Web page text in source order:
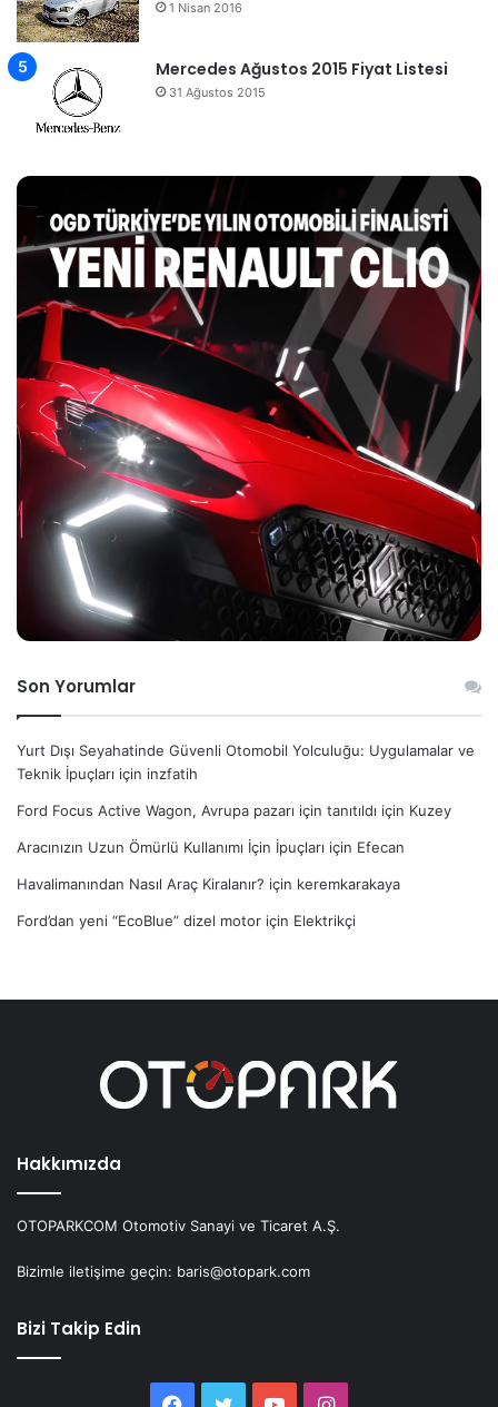
1 Nisan 2016
Mercedes Ağustos 2015 Fiyat Listesi
31 Ağustos 2015
Son Yorumlar
Yurt Dışı Seyahatinde Güvenli Otomobil Yolculuğu: Uygulamalar ve
Teknik İpuçları için inzfatih
Ford Focus Active Wagon, Avrupa pazarı için tanıtıldı için Kuzey
Aracınızın Uzun Ömürlü Kullanımı İçin İpuçları için Efecan
Havalimanından Nasıl Araç Kiralanır? için keremkarakaya
Ford’dan yeni “EcoBlue” dizel motor için Elektrikçi
Hakkımızda
OTOPARKCOM Otomotiv Sanayi ve Ticaret A.Ş.
Bizimle iletişime geçin: baris@otopark.com
Bizi Takip Edin